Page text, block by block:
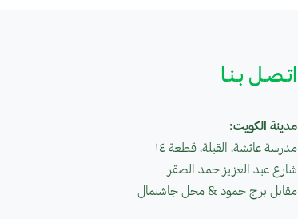
اتـصـل بـنـا
مدينة الكويت:
مدرسة عائشة، القبلة، قطعة ١٤
شارع عبد العزيز حمد الصقر
مقابل برج حمود & محل جاشنمال